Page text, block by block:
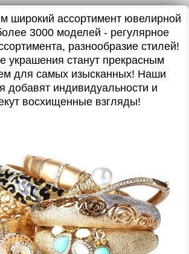
широкий ассортимент ювелирной
3000 моделей - регулярное
разнообразие стилей!
украшения станут прекрасным
для самых изысканных! Наши
добавят индивидуальности и
восхищенные взгляды!